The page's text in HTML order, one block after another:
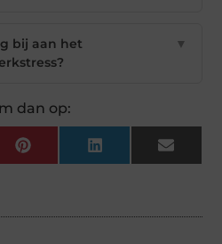
bij aan het
▼
dan op:
Pinterest LinkedIn Email